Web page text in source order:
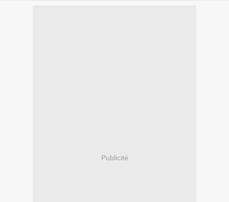
Publicité